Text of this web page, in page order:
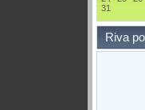
31
Riva